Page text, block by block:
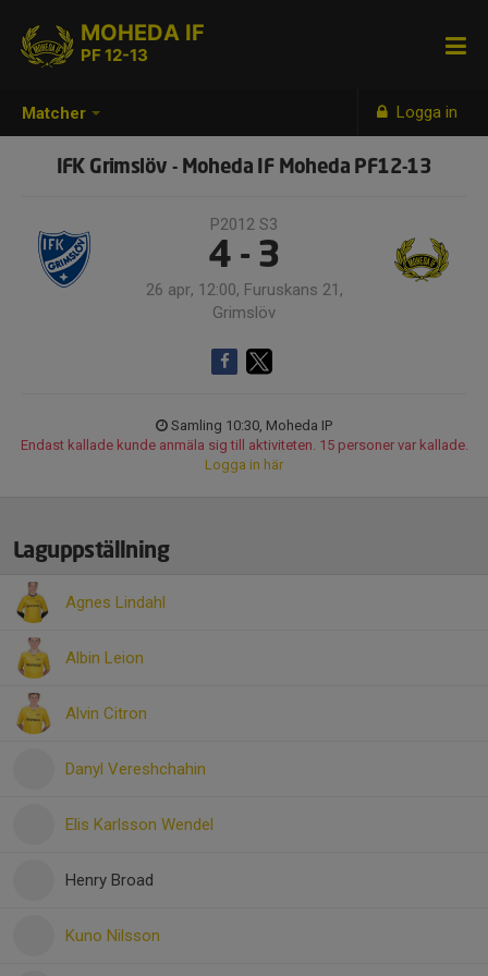
Matcher Logga in
MOHEDA IF
PF 12-13
IFK Grimslöv - Moheda IF Moheda PF12-13
P2012 S3
4 - 3
26 apr, 12:00, Furuskans 21,
Grimslöv
Samling 10:30, Moheda IP
Endast kallade kunde anmäla sig till aktiviteten. 15 personer var kallade.
Logga in här
Laguppställning
Agnes Lindahl
Albin Leion
Alvin Citron
Danyl Vereshchahin
Elis Karlsson Wendel
Henry Broad
Kuno Nilsson